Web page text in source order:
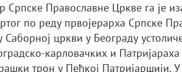
Српске Православне Цркве га је
по реду првојерарха Српске
цркви у Београду
карловачких и
трон у Пећкој Патријаршији.